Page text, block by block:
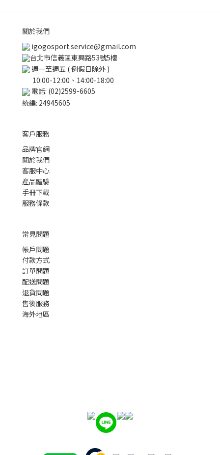
關於我們
igogosport.service@gmail.com
台北市信義區東興路53號5樓
週一至週五 ( 例假日除外 )
10:00-12:00、14:00-18:00
電話: (02)2599-6605
統編: 24945605
客戶服務
品牌官網
關於我們
客服中心
產品體驗
手冊下載
服務條款
常見問題
帳戶問題
付款方式
訂單問題
配送問題
退貨問題
售後服務
海外地區